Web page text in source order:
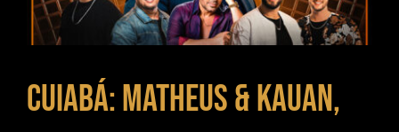
Cuiabá: Matheus & Kauan,